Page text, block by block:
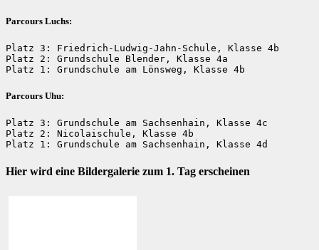
Parcours Luchs:
Platz 3: Friedrich-Ludwig-Jahn-Schule, Klasse 4b
Platz 2: Grundschule Blender, Klasse 4a
Platz 1: Grundschule am Lönsweg, Klasse 4b
Parcours Uhu:
Platz 3: Grundschule am Sachsenhain, Klasse 4c
Platz 2: Nicolaischule, Klasse 4b
Platz 1: Grundschule am Sachsenhain, Klasse 4d
Hier wird eine Bildergalerie zum 1. Tag erscheinen